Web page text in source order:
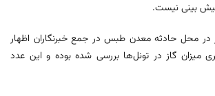
بینی نیست.
در محل حادثه معدن طبس در جمع خبرنگاران اظهار
میزان گاز در تونل‌ها بررسی شده بوده و این عدد